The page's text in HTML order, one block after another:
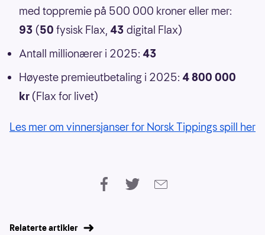
med toppremie på 500 000 kroner eller mer:
93 (50 fysisk Flax, 43 digital Flax)
Antall millionærer i 2025: 43
Høyeste premieutbetaling i 2025: 4 800 000
kr (Flax for livet)
Les mer om vinnersjanser for Norsk Tippings spill her
Relaterte artikler